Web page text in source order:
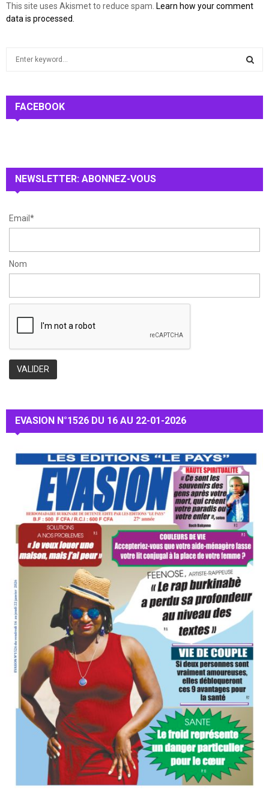
This site uses Akismet to reduce spam. Learn how your comment
data is processed.
:
FACEBOOK
NEWSLETTER: ABONNEZ-VOUS
Email*
Nom
EVASION N°1526 DU 16 AU 22-01-2026